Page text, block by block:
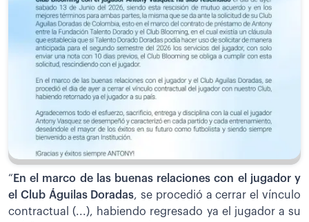
“ En el marco de las buenas relaciones con el jugador y
el Club Águilas Doradas, se procedió a cerrar el vínculo
contractual (...), habiendo regresado ya el jugador a su